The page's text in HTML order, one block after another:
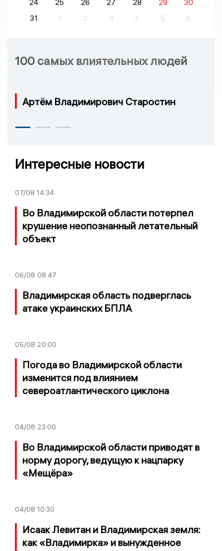
24 25 26 27 28 29
30
31
1 2 3 4 5 6
100 самых влиятельных людей
Артём Владимирович Старостин
Интересные новости
07/08 14:34
Во Владимирской области потерпел
крушение неопознанный летательный
объект
06/08 08:47
Владимирская область подверглась
атаке украинских БПЛА
05/08 20:00
Погода во Владимирской области
изменится под влиянием
североатлантического циклона
04/08 23:00
Во Владимирской области приводят в
норму дорогу, ведущую к нацпарку
«Мещёра»
04/08 10:30
Исаак Левитан и Владимирская земля:
как «Владимирка» и вынужденное